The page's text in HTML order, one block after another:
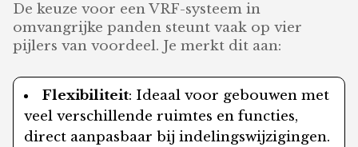
De keuze voor een VRF-systeem in
omvangrijke panden steunt vaak op vier
pijlers van voordeel. Je merkt dit aan:
Flexibiliteit: Ideaal voor gebouwen met
veel verschillende ruimtes en functies,
direct aanpasbaar bij indelingswijzigingen.